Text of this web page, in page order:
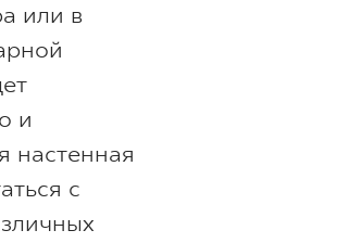
или в
и
настенная
с